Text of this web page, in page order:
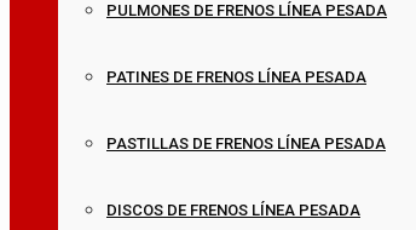
PULMONES DE FRENOS LÍNEA PESADA
PATINES DE FRENOS LÍNEA PESADA
PASTILLAS DE FRENOS LÍNEA PESADA
DISCOS DE FRENOS LÍNEA PESADA